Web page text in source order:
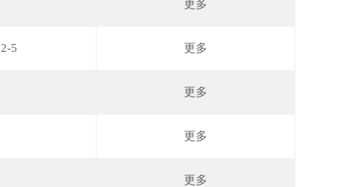
更多
5 更多
更多
更多
更多